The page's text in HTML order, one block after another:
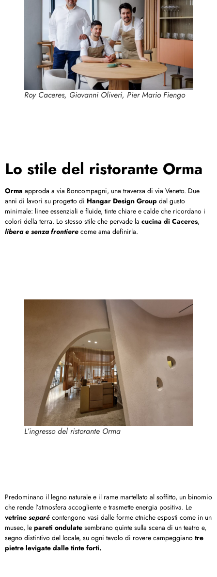
Roy Caceres, Giovanni Oliveri, Pier Mario Fiengo
Lo stile del ristorante Orma
Orma approda a via Boncompagni, una traversa di via Veneto. Due
anni di lavori su progetto di Hangar Design Group dal gusto
minimale: linee essenziali e fluide, tinte chiare e calde che ricordano i
colori della terra. Lo stesso stile che pervade la cucina di Caceres,
libera e senza frontiere come ama definirla.
L’ingresso del ristorante Orma
Predominano il legno naturale e il rame martellato al soffitto, un binomio
che rende l’atmosfera accogliente e trasmette energia positiva. Le
vetrine separé contengono vasi dalle forme etniche esposti come in un
museo, le pareti ondulate sembrano quinte sulla scena di un teatro e,
segno distintivo del locale, su ogni tavolo di rovere campeggiano tre
pietre levigate dalle tinte forti.